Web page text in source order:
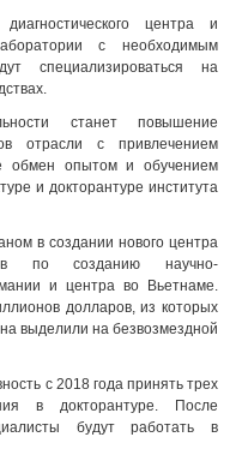
центра и
с необходимым
специализироваться на
станет повышение
отрасли с привлечением
обмен опытом и обучением
и докторантуре института
в создании нового центра
по созданию научно-
и центра во Вьетнаме.
долларов, из которых
выделили на безвозмездной
с 2018 года принять трех
в докторантуре. После
будут работать в